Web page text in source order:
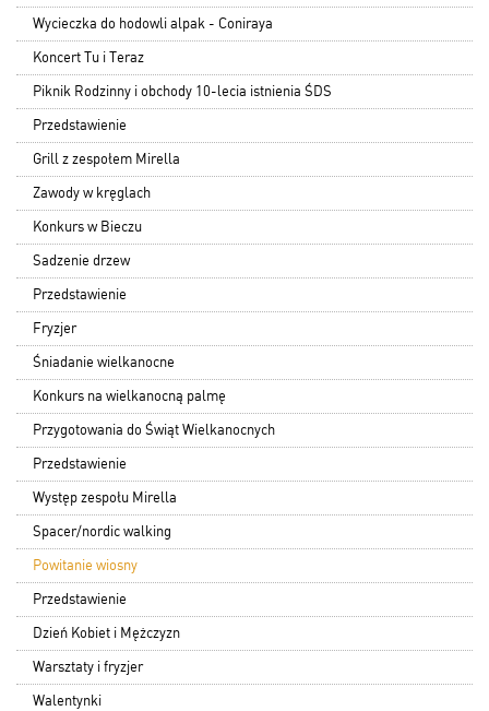
Wycieczka do hodowli alpak - Coniraya
Koncert Tu i Teraz
Piknik Rodzinny i obchody 10-lecia istnienia ŚDS
Przedstawienie
Grill z zespołem Mirella
Zawody w kręglach
Konkurs w Bieczu
Sadzenie drzew
Przedstawienie
Fryzjer
Śniadanie wielkanocne
Konkurs na wielkanocną palmę
Przygotowania do Świąt Wielkanocnych
Przedstawienie
Występ zespołu Mirella
Spacer/nordic walking
Powitanie wiosny
Przedstawienie
Dzień Kobiet i Mężczyzn
Warsztaty i fryzjer
Walentynki